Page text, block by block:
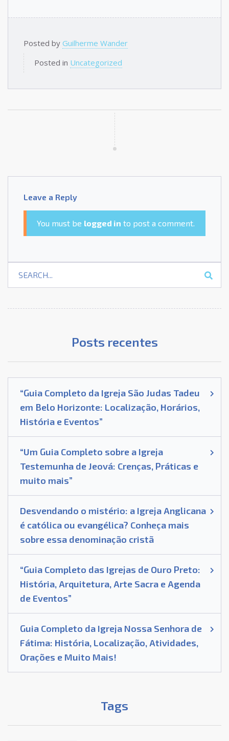
Posted by Guilherme Wander
Posted in Uncategorized
Leave a Reply
You must be logged in to post a comment.
Posts recentes
“Guia Completo da Igreja São Judas Tadeu
em Belo Horizonte: Localização, Horários,
História e Eventos”
“Um Guia Completo sobre a Igreja
Testemunha de Jeová: Crenças, Práticas e
muito mais”
Desvendando o mistério: a Igreja Anglicana
é católica ou evangélica? Conheça mais
sobre essa denominação cristã
“Guia Completo das Igrejas de Ouro Preto:
História, Arquitetura, Arte Sacra e Agenda
de Eventos”
Guia Completo da Igreja Nossa Senhora de
Fátima: História, Localização, Atividades,
Orações e Muito Mais!
Tags